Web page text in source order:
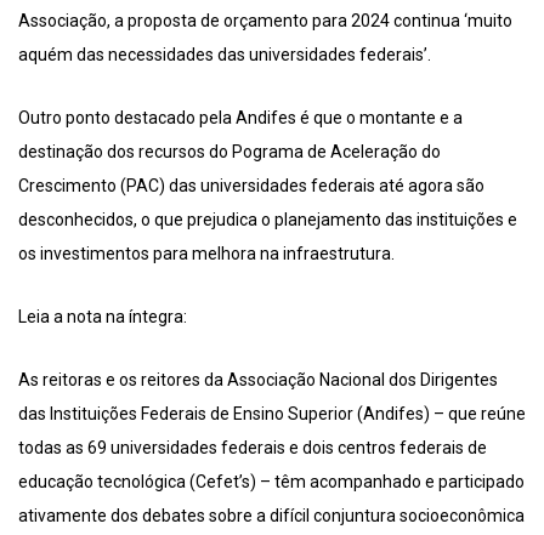
Associação, a proposta de orçamento para 2024 continua ‘muito
aquém das necessidades das universidades federais’.
Outro ponto destacado pela Andifes é que o montante e a
destinação dos recursos do Pograma de Aceleração do
Crescimento (PAC) das universidades federais até agora são
desconhecidos, o que prejudica o planejamento das instituições e
os investimentos para melhora na infraestrutura.
Leia a nota na íntegra:
As reitoras e os reitores da Associação Nacional dos Dirigentes
das Instituições Federais de Ensino Superior (Andifes) – que reúne
todas as 69 universidades federais e dois centros federais de
educação tecnológica (Cefet’s) – têm acompanhado e participado
ativamente dos debates sobre a difícil conjuntura socioeconômica